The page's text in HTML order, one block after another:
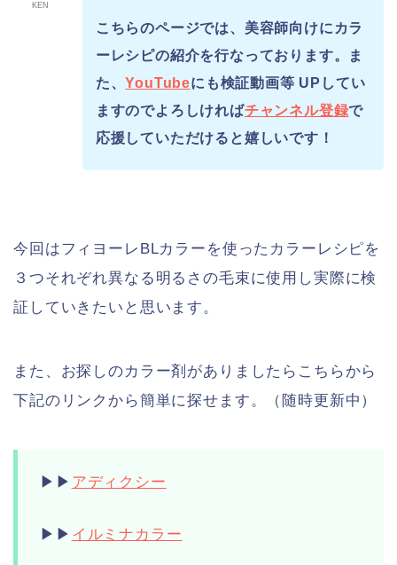
KEN
こちらのページでは、美容師向けにカラ
ーレシピの紹介を行なっております。ま
た、YouTubeにも検証動画等 UPしてい
ますのでよろしければチャンネル登録で
応援していただけると嬉しいです！
今回はフィヨーレBLカラーを使ったカラーレシピを
３つそれぞれ異なる明るさの毛束に使用し実際に検
証していきたいと思います。
また、お探しのカラー剤がありましたらこちらから
下記のリンクから簡単に探せます。（随時更新中）
▶︎▶︎ アディクシー
▶︎▶︎ イルミナカラー